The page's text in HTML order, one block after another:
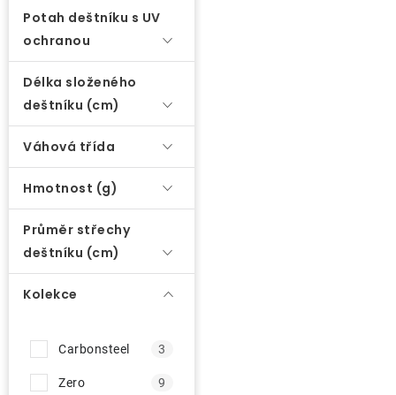
Klub výhod
Naše katalogy
O nás
Kontakty
Potah deštníku s UV
ochranou
Délka složeného
deštníku (cm)
Váhová třída
Hmotnost (g)
Průměr střechy
deštníku (cm)
Kolekce
Carbonsteel 3
Zero 9